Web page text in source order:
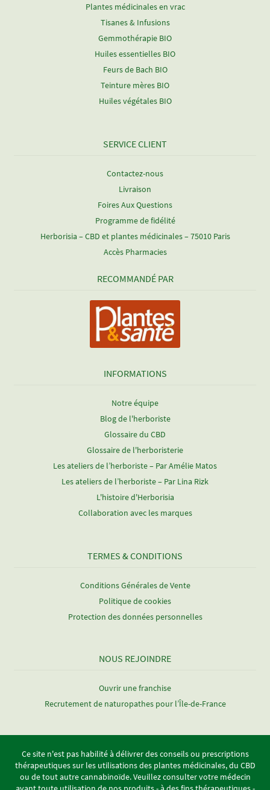
Plantes médicinales en vrac
Tisanes & Infusions
Gemmothérapie BIO
Huiles essentielles BIO
Feurs de Bach BIO
Teinture mères BIO
Huiles végétales BIO
SERVICE CLIENT
Contactez-nous
Livraison
Foires Aux Questions
Programme de fidélité
Herborisia – CBD et plantes médicinales – 75010 Paris
Accès Pharmacies
RECOMMANDÉ PAR
INFORMATIONS
Notre équipe
Blog de l'herboriste
Glossaire du CBD
Glossaire de l'herboristerie
Les ateliers de l’herboriste – Par Amélie Matos
Les ateliers de l’herboriste – Par Lina Rizk
L'histoire d'Herborisia
Collaboration avec les marques
TERMES & CONDITIONS
Conditions Générales de Vente
Politique de cookies
Protection des données personnelles
NOUS REJOINDRE
Ouvrir une franchise
Recrutement de naturopathes pour l’Île-de-France
Ce site n'est pas habilité à délivrer des conseils ou prescriptions
thérapeutiques sur les utilisations des plantes médicinales, du CBD
ou de tout autre cannabinoïde. Veuillez consulter votre médecin